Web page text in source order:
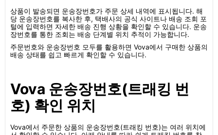
상품이 발송되면 운송장번호가 주문 상세 내역에 표시됩니다. 해
당 운송장번호를 복사한 후, 택배사의 공식 사이트나 배송 조회 포
털에 입력하면 자세한 배송 진행 상황을 확인할 수 있습니다. 운송
장번호를 통한 조회는 배송 단계별 위치 추적이 가능합니다.
주문번호와 운송장번호 모두를 활용하면 Vova에서 구매한 상품의
배송 상태를 쉽고 빠르게 확인할 수 있습니다.
Vova 운송장번호(트래킹 번
호) 확인 위치
Vova에서 주문한 상품의 운송장번호(트래킹 번호)는 여러 위치에